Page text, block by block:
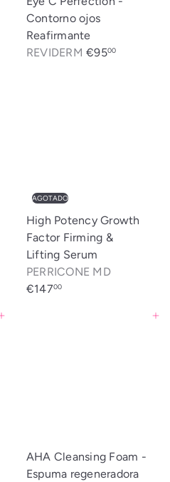
Contorno ojos
Reafirmante
REVIDERM€9500
AGOTADO
High Potency Growth
Factor Firming &
Lifting Serum
PERRICONE MD
€14700
Agregar al carrito Agregar al carrito
AHA Cleansing Foam -
Espuma regeneradora